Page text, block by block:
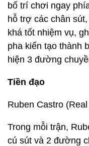
bố trí chơi ngay
hỗ trợ các chân
khá tốt nhiệm vụ,
pha kiến tạo thành
hiện 3 đường
Tiền đạo
Ruben Castro
Trong mỗi trận,
cú sút và 2 đường